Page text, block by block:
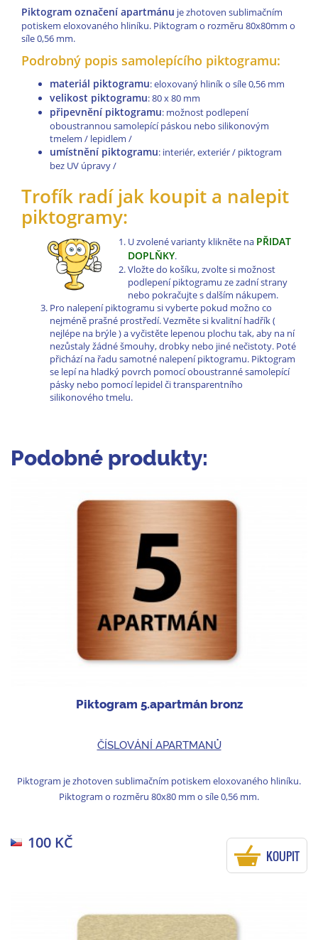
Piktogram označení apartmánu je zhotoven sublimačním
potiskem eloxovaného hliníku. Piktogram o rozměru 80x80mm o
síle 0,56 mm.
Podrobný popis samolepícího piktogramu:
materiál piktogramu: eloxovaný hliník o síle 0,56 mm
velikost piktogramu: 80 x 80 mm
připevnění piktogramu: možnost podlepení
oboustrannou samolepící páskou nebo silikonovým
tmelem / lepidlem /
umístnění piktogramu: interiér, exteriér / piktogram
bez UV úpravy /
Trofík radí jak koupit a nalepit
piktogramy:
U zvolené varianty klikněte na PŘIDAT
DOPLŇKY.
Vložte do košíku, zvolte si možnost
podlepení piktogramu ze zadní strany
nebo pokračujte s dalším nákupem.
Pro nalepení piktogramu si vyberte pokud možno co
nejméně prašné prostředí. Vezměte si kvalitní hadřík (
nejlépe na brýle ) a vyčistěte lepenou plochu tak, aby na ní
nezůstaly žádné šmouhy, drobky nebo jiné nečistoty. Poté
přichází na řadu samotné nalepení piktogramu. Piktogram
se lepí na hladký povrch pomocí oboustranné samolepící
pásky nebo pomocí lepidel či transparentního
silikonového tmelu.
Podobné produkty:
Piktogram 5.apartmán bronz
ČÍSLOVÁNÍ APARTMANŮ
Piktogram je zhotoven sublimačním potiskem eloxovaného hliníku.
Piktogram o rozměru 80x80 mm o síle 0,56 mm.
100 KČ
KOUPIT